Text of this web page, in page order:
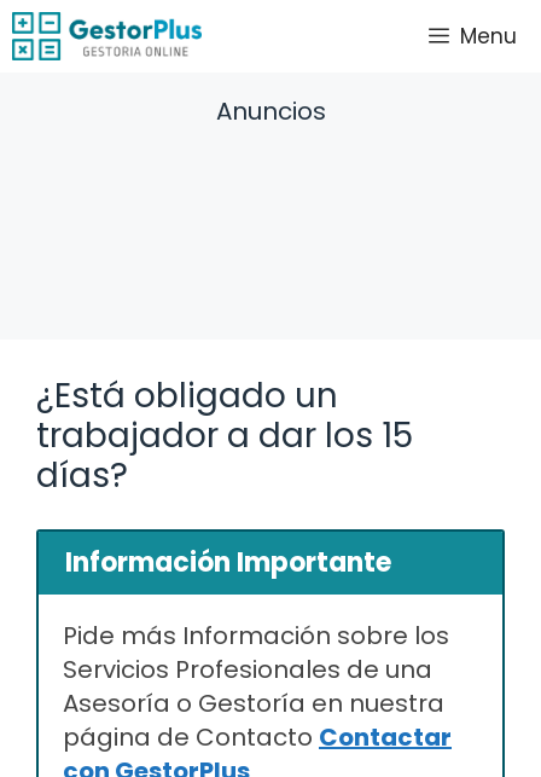
Saltar
al
Menu
Anuncios
¿Está obligado un
trabajador a dar los 15
días?
Información Importante
Pide más Información sobre los
Servicios Profesionales de una
Asesoría o Gestoría en nuestra
página de Contacto Contactar